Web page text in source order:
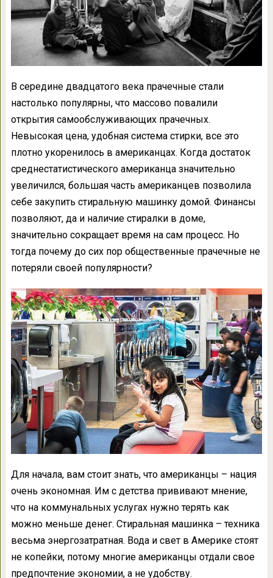
В середине двадцатого века прачечные стали
настолько популярны, что массово повалили
открытия самообслуживающих прачечных.
Невысокая цена, удобная система стирки, все это
плотно укоренилось в американцах. Когда достаток
среднестатистического американца значительно
увеличился, большая часть американцев позволила
себе закупить стиральную машинку домой. Финансы
позволяют, да и наличие стиралки в доме,
значительно сокращает время на сам процесс. Но
тогда почему до сих пор общественные прачечные не
потеряли своей популярности?
Для начала, вам стоит знать, что американцы – нация
очень экономная. Им с детства прививают мнение,
что на коммунальных услугах нужно терять как
можно меньше денег. Стиральная машинка – техника
весьма энергозатратная. Вода и свет в Америке стоят
не копейки, потому многие американцы отдали свое
предпочтение экономии, а не удобству.